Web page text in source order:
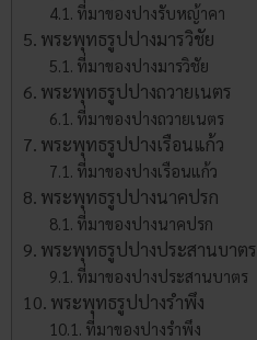
ที่มาของปางรับหญ้าคา
พระพุทธรูปปางมารวิชัย
ที่มาของปางมารวิชัย
พระพุทธรูปปางถวายเนตร
ที่มาของปางถวายเนตร
พระพุทธรูปปางเรือนแก้ว
ที่มาของปางเรือนแก้ว
พระพุทธรูปปางนาคปรก
ที่มาของปางนาคปรก
พระพุทธรูปปางประสานบาตร
ที่มาของปางประสานบาตร
พระพุทธรูปปางรำพึง
ที่มาของปางรำพึง